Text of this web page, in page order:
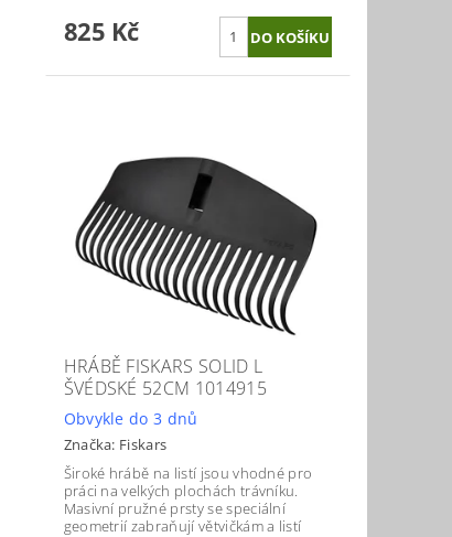
825 Kč
HRÁBĚ FISKARS SOLID L
ŠVÉDSKÉ 52CM 1014915
Obvykle do 3 dnů
Značka: Fiskars
Široké hrábě na listí jsou vhodné pro
práci na velkých plochách trávníku.
Masivní pružné prsty se speciální
geometrií zabraňují větvičkám a listí